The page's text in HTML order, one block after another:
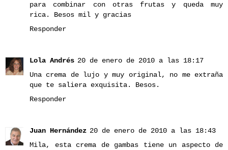
para combinar con otras frutas y queda muy
rica. Besos mil y gracias
Responder
Lola Andrés 20 de enero de 2010 a las 18:17
Una crema de lujo y muy original, no me extraña
que te saliera exquisita. Besos.
Responder
Juan Hernández 20 de enero de 2010 a las 18:43
Mila, esta crema de gambas tiene un aspecto de